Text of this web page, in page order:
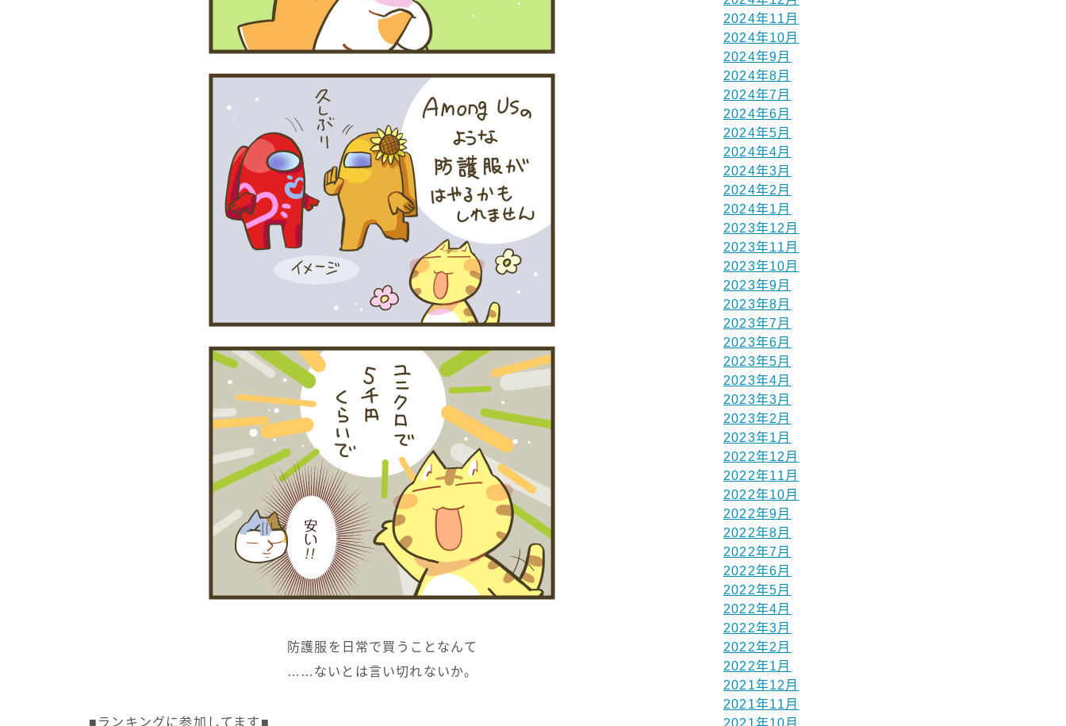
防護服を日常で買うことなんて
……ないとは言い切れないか。
■ランキングに参加してます■
2024年11月
2024年10月
2024年9月
2024年8月
2024年7月
2024年6月
2024年5月
2024年4月
2024年3月
2024年2月
2024年1月
2023年12月
2023年11月
2023年10月
2023年9月
2023年8月
2023年7月
2023年6月
2023年5月
2023年4月
2023年3月
2023年2月
2023年1月
2022年12月
2022年11月
2022年10月
2022年9月
2022年8月
2022年7月
2022年6月
2022年5月
2022年4月
2022年3月
2022年2月
2022年1月
2021年12月
2021年11月
2021年10月